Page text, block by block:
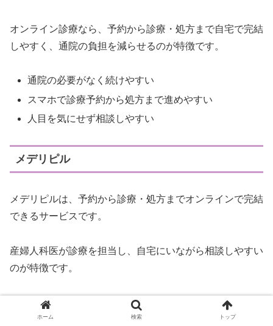
オンライン診療なら、予約から診療・処方まで自宅で完結
しやすく、通院の負担を減らせるのが特徴です。
通院の必要がなく続けやすい
スマホで診療予約から処方まで進めやすい
人目を気にせず相談しやすい
メデリピル
メデリピルは、予約から診療・処方までオンラインで完結
できるサービスです。
産婦人科医が診療を担当し、自宅にいながら相談しやすい
のが特徴です。
通院の負担を減らしたい方や、忙しい方にも向いていま
ホーム 検索 トップ